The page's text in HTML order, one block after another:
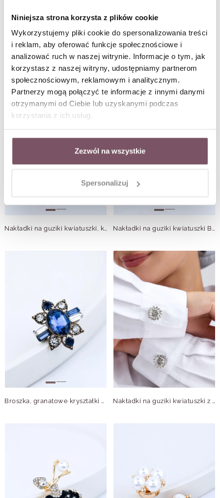
Niniejsza strona korzysta z plików cookie
Wykorzystujemy pliki cookie do spersonalizowania treści
i reklam, aby oferować funkcje społecznościowe i
analizować ruch w naszej witrynie. Informacje o tym, jak
korzystasz z naszej witryny, udostępniamy partnerom
społecznościowym, reklamowym i analitycznym.
Partnerzy mogą połączyć te informacje z innymi danymi
otrzymanymi od Ciebie lub uzyskanymi podczas
korzystania z ich usług.
Zezwól na wszystkie
Spersonalizuj
Nakładki na guziki, czarne B913826Z00
Nakładki na guziki kwiatuszki, kryształki B913820Z00 Nakładki na guziki kwiatuszki B913822Z00
Broszka, granatowe kryształki B713787Z00 Nakładki na guziki kwiatuszki z kryształkami B913845S00